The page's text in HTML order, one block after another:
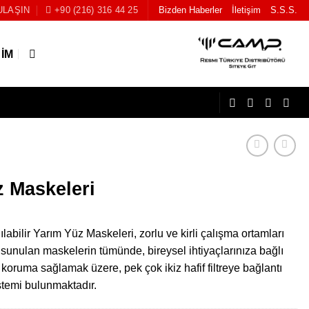
+90 (216) 316 44 25 Bizden Haberler İletişim S.S.S.
Maskeleri
Yarım Yüz Maskeleri, zorlu ve kirli çalışma ortamları
maskelerin tümünde, bireysel ihtiyaçlarınıza bağlı
sağlamak üzere, pek çok ikiz hafif filtreye bağlantı
bulunmaktadır.